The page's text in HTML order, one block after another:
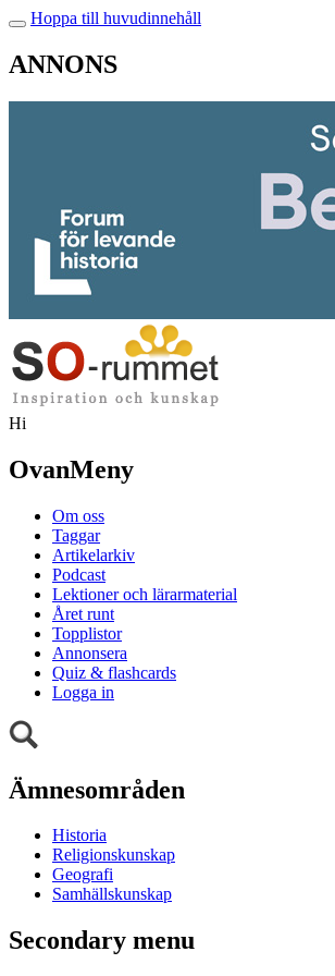
Hoppa till huvudinnehåll
ANNONS
Hi
OvanMeny
Om oss
Taggar
Artikelarkiv
Podcast
Lektioner och lärarmaterial
Året runt
Topplistor
Annonsera
Quiz & flashcards
Logga in
Ämnesområden
Historia
Religionskunskap
Geografi
Samhällskunskap
Secondary menu